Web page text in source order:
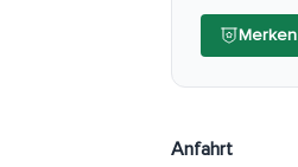
Merken
Anfahrt